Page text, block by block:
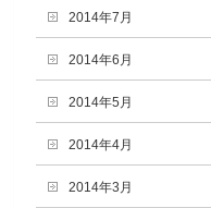
2014年7月
2014年6月
2014年5月
2014年4月
2014年3月